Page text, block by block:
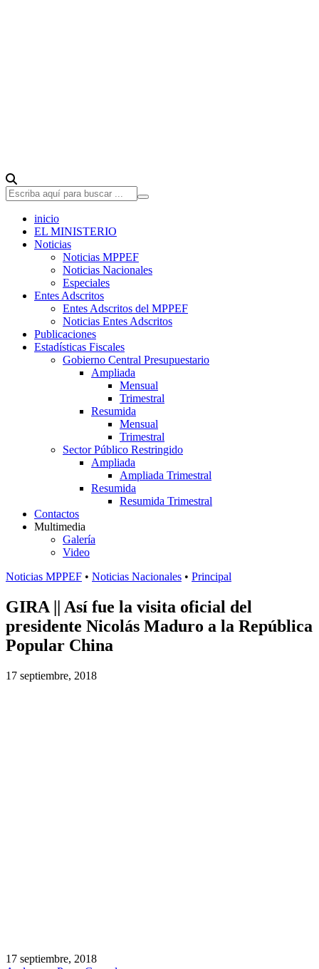
inicio
EL MINISTERIO
Noticias
Noticias MPPEF
Noticias Nacionales
Especiales
Entes Adscritos
Entes Adscritos del MPPEF
Noticias Entes Adscritos
Publicaciones
Estadísticas Fiscales
Gobierno Central Presupuestario
Ampliada
Mensual
Trimestral
Resumida
Mensual
Trimestral
Sector Público Restringido
Ampliada
Ampliada Trimestral
Resumida
Resumida Trimestral
Contactos
Multimedia
Galería
Video
Noticias MPPEF • Noticias Nacionales • Principal
GIRA || Así fue la visita oficial del
presidente Nicolás Maduro a la República
Popular China
17 septiembre, 2018
17 septiembre, 2018